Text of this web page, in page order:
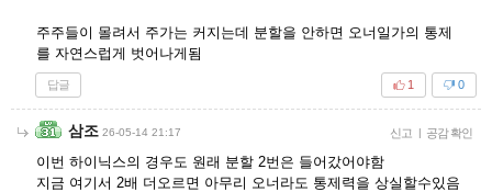
주주들이 몰려서 주가는 커지는데 분할을 안하면 오너일가의 통제
를 자연스럽게 벗어나게됨
답글 0
1
삼조 26-05-14 21:17 신고 | 공감 확인
이번 하이닉스의 경우도 원래 분할 2번은 들어갔어야함
지금 여기서 2배 더오르면 아무리 오너라도 통제력을 상실할수있음